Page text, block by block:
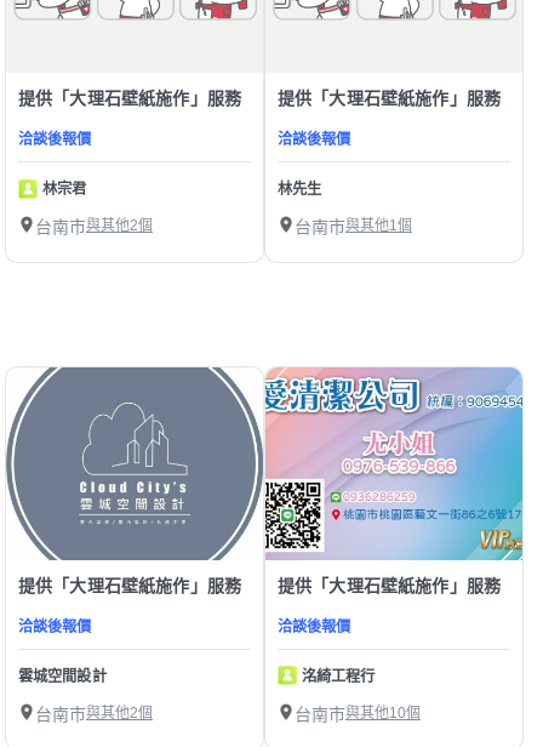
提供「大理石壁紙施作」服務
洽談後報價
林宗君
台南市與其他2個
提供「大理石壁紙施作」服務
洽談後報價
林先生
台南市與其他1個
提供「大理石壁紙施作」服務
洽談後報價
雲城空間設計
台南市與其他2個
提供「大理石壁紙施作」服務
洽談後報價
洺綺工程行
台南市與其他10個